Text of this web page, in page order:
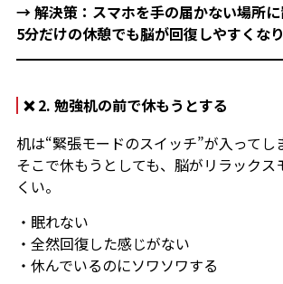
→ 解決策：スマホを手の届かない場所に
5分だけの休憩でも脳が回復しやすくなり
❌ 2. 勉強机の前で休もうとする
机は“緊張モードのスイッチ”が入ってし
そこで休もうとしても、脳がリラックス
くい。
・眠れない
・全然回復した感じがない
・休んでいるのにソワソワする